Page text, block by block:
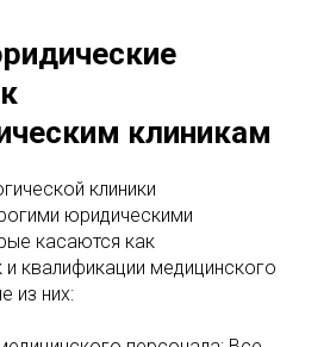
клиникам
клиники
юридическими
касаются как
и квалификации медицинского
из них: